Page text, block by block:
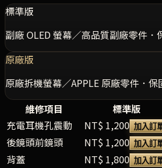
標準版
副廠 OLED 螢幕／高品質副廠零件．
原廠版
原廠拆機螢幕／APPLE 原廠零件．保
維修項目
標準版
充電耳機孔震動
NT$ 1,200 加入訂
後鏡頭前鏡頭
NT$ 1,200 加入訂
背蓋
NT$ 1,800 加入訂